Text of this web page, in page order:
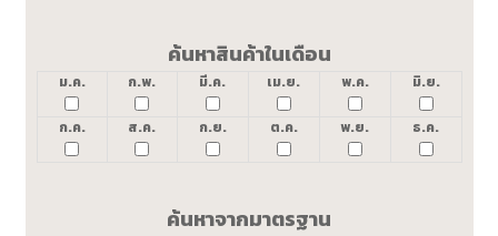
ค้นหาสินค้าในเดือน
ม.ค. ก.พ. มี.ค. เม.ย. พ.ค. มิ.ย.
ก.ค. ส.ค. ก.ย. ต.ค. พ.ย. ธ.ค.
ค้นหาจากมาตรฐาน